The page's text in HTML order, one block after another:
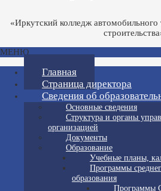
«Иркутский колледж
МЕНЮ
Главная
Страница директора
Сведения об
Основные сведения
Структура и органы
организацией
Документы
Образование
Учебные планы,
Программы
образования
Программы